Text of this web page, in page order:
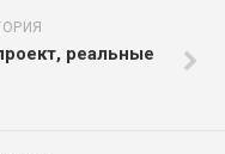
реальные